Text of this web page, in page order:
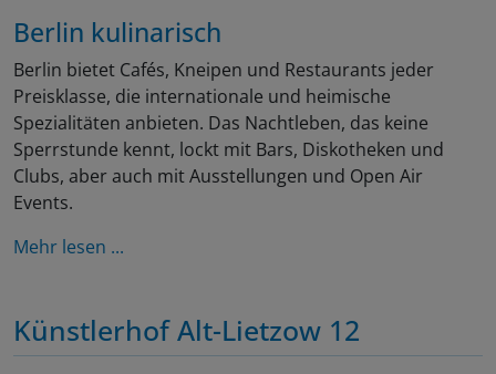
Berlin kulinarisch
Berlin bietet Cafés, Kneipen und Restaurants jeder
Preisklasse, die internationale und heimische
Spezialitäten anbieten. Das Nachtleben, das keine
Sperrstunde kennt, lockt mit Bars, Diskotheken und
Clubs, aber auch mit Ausstellungen und Open Air
Events.
Mehr lesen ...
Künstlerhof Alt-Lietzow 12